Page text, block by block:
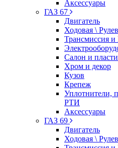
Аксессуары
ГАЗ 67
Двигатель
Ходовая \
Трансмиссия
Салон и
Хром и декор
Кузов
Крепеж
Уплотнители,
РТИ
Аксессуары
ГАЗ 69
Двигатель
Ходовая \